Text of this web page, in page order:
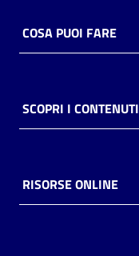
Casa
Piani
storico
COSA PUOI FARE
SCOPRI I CONTENUTI
RISORSE ONLINE